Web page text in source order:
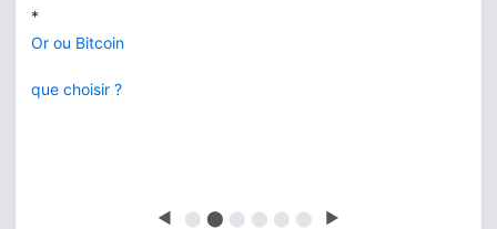
*
Or ou Bitcoin
que choisir ?
◀ ⬤ ⬤ ⬤ ⬤ ⬤ ⬤ ▶